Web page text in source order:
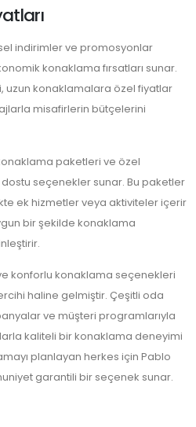
indirimler ve promosyonlar
konaklama fırsatları sunar.
uzun konaklamalara özel fiyatlar
misafirlerin bütçelerini
paketleri ve özel
seçenekler sunar. Bu paketler
ek hizmetler veya aktiviteler içerir
bir şekilde konaklama
konforlu konaklama seçenekleri
haline gelmiştir. Çeşitli oda
ve müşteri programlarıyla
kaliteli bir konaklama deneyimi
planlayan herkes için Pablo
garantili bir seçenek sunar.